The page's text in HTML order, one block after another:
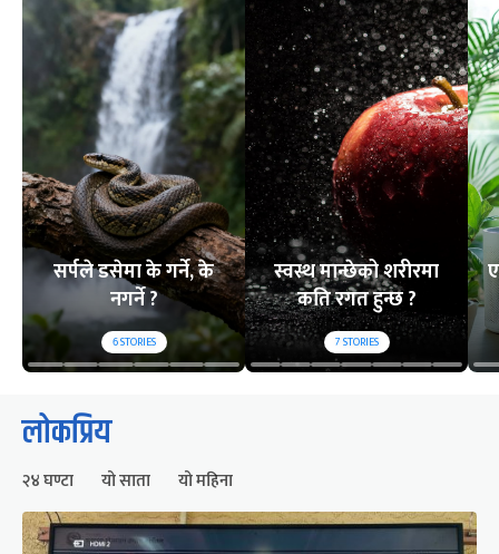
सर्पले डसेमा के गर्ने, के
नगर्ने ?
6STORIES
स्वस्थ मान्छेको शरीरमा
कति रगत हुन्छ ?
7STORIES
लोकप्रिय
२४ घण्टा यो साता यो महिना